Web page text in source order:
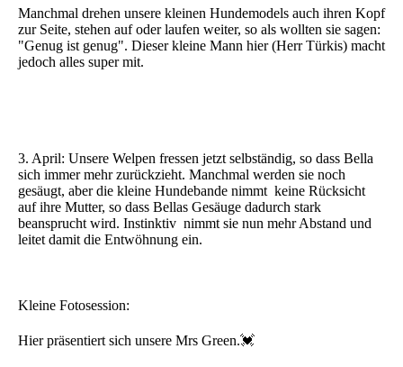
Manchmal drehen unsere kleinen Hundemodels auch ihren Kopf
zur Seite, stehen auf oder laufen weiter, so als wollten sie sagen:
"Genug ist genug". Dieser kleine Mann hier (Herr Türkis) macht
jedoch alles super mit.
3. April: Unsere Welpen fressen jetzt selbständig, so dass Bella
sich immer mehr zurückzieht. Manchmal werden sie noch
gesäugt, aber die kleine Hundebande nimmt keine Rücksicht
auf ihre Mutter, so dass Bellas Gesäuge dadurch stark
beansprucht wird. Instinktiv nimmt sie nun mehr Abstand und
leitet damit die Entwöhnung ein.
Kleine Fotosession:
Hier präsentiert sich unsere Mrs Green.💓